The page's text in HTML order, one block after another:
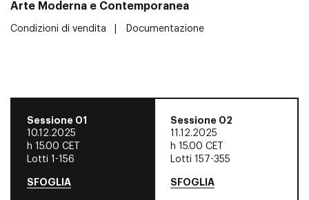
Arte Moderna e Contemporanea
Condizioni di vendita Documentazione
Sessione 01
10.12.2025
h15.00 CET
Lotti 1-156
SFOGLIA
Sessione 02
11.12.2025
h 15.00 CET
Lotti 157-355
SFOGLIA